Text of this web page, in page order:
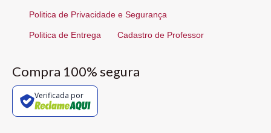
Politica de Privacidade e Segurança
Politica de Entrega Cadastro de Professor
Compra 100% segura
Verificada por